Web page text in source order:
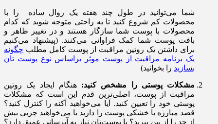
شما می‌توانید در طول چند هفته یک روال ساده را با
محصولات کم شروع کنید تا به راحتی متوجه شوید که کدام
محصولات با پوست شما سازگار هستند و در تغییر ظاهر و
بافت پوست شما کمک فراوانی می‌کنند. (پیشنهاد می‌کنیم
برای داشتن یک روتین مراقبت از پوست کامل مطلب چگونه
یک برنامه مراقبت از پوست موثر براساس نوع پوست تان
بسازید را بخوانید)
مشکلات پوستی را مشخص کنید:هنگام ایجاد یک روتین
مراقبت از پوست، اصلی‌ترین قدم این است که مشکلات
پوستی خود را تعیین کنید. آیا می‌خواهید آکنه را کنترل کنید؟
قصد مبارزه با خشکی پوست را دارید یا می‌خواهید چربی بیش
از حد را از بین ببرید؟ یا پوست‌تان نیاز به آبرسانی عمیق دارد؟